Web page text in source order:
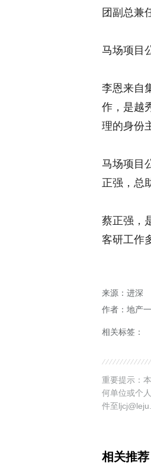
团副总兼
马场项目
李恩来自
作，是越
理的身份
马场项目
正强，总
蔡正强，
客研工作
来源：进深
作者：地产
相关标签：
重要提示：
何单位或个
件至
相关推荐